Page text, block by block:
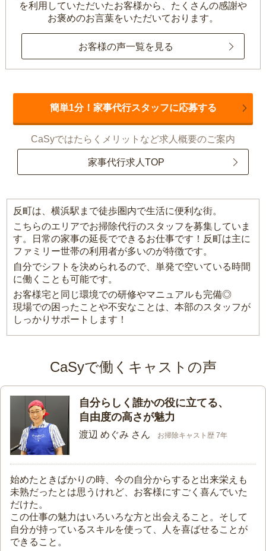
を利用していただいたお客様から、 たくさんの感謝や
お褒めのお言葉をいただいております。
お客様の声一覧を見る
簡単1分！家事代行スタッフに応募する
CaSyではたらくメリットなど求人概要のご案内
家事代行求人TOP
反町は、横浜駅まで徒歩圏内で生活に便利な街。
こちらのエリアでお掃除代行のスタッフを募集していま
す。日常の家事の延長でできるお仕事です！反町は主に
ファミリー世帯の利用者が多いのが特徴です。
自分でシフトを決められるので、単発で空いている時間
に働くことも可能です。
お客様宅と同じ環境での研修やマニュアルも完備◎
現場での困ったことや不安なことは、本部のスタッフが
しっかりサポートします！
CaSyで働くキャストの声
自分らしく誰かの役に立てる、
自由度の高さが魅力
渡辺 めぐみ さん お掃除キャスト歴 7年
始めたときばかりの時、今の自分からすると出来栄えも
未熟だったとは思うけれど、お客様にすごく喜んでいた
だけた。
この仕事の魅力はいろいろな方と出会えること。そして
自分が持っているスキルを使って、人を喜ばせることが
できること。